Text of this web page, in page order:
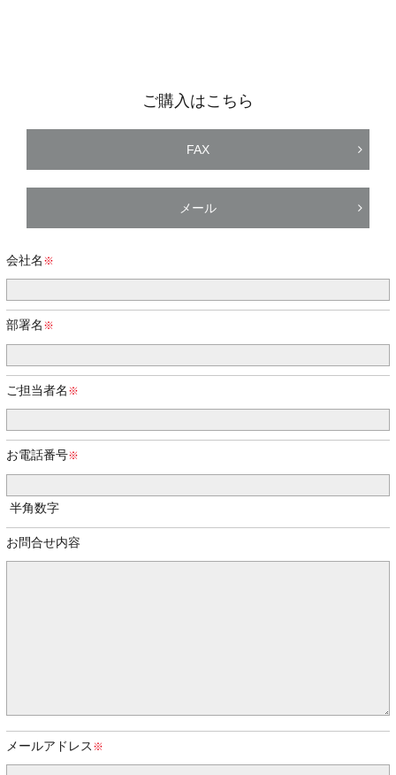
ご購入はこちら
FAX
メール
会社名
部署名
ご担当者名
お電話番号
半角数字
お問合せ内容
メールアドレス